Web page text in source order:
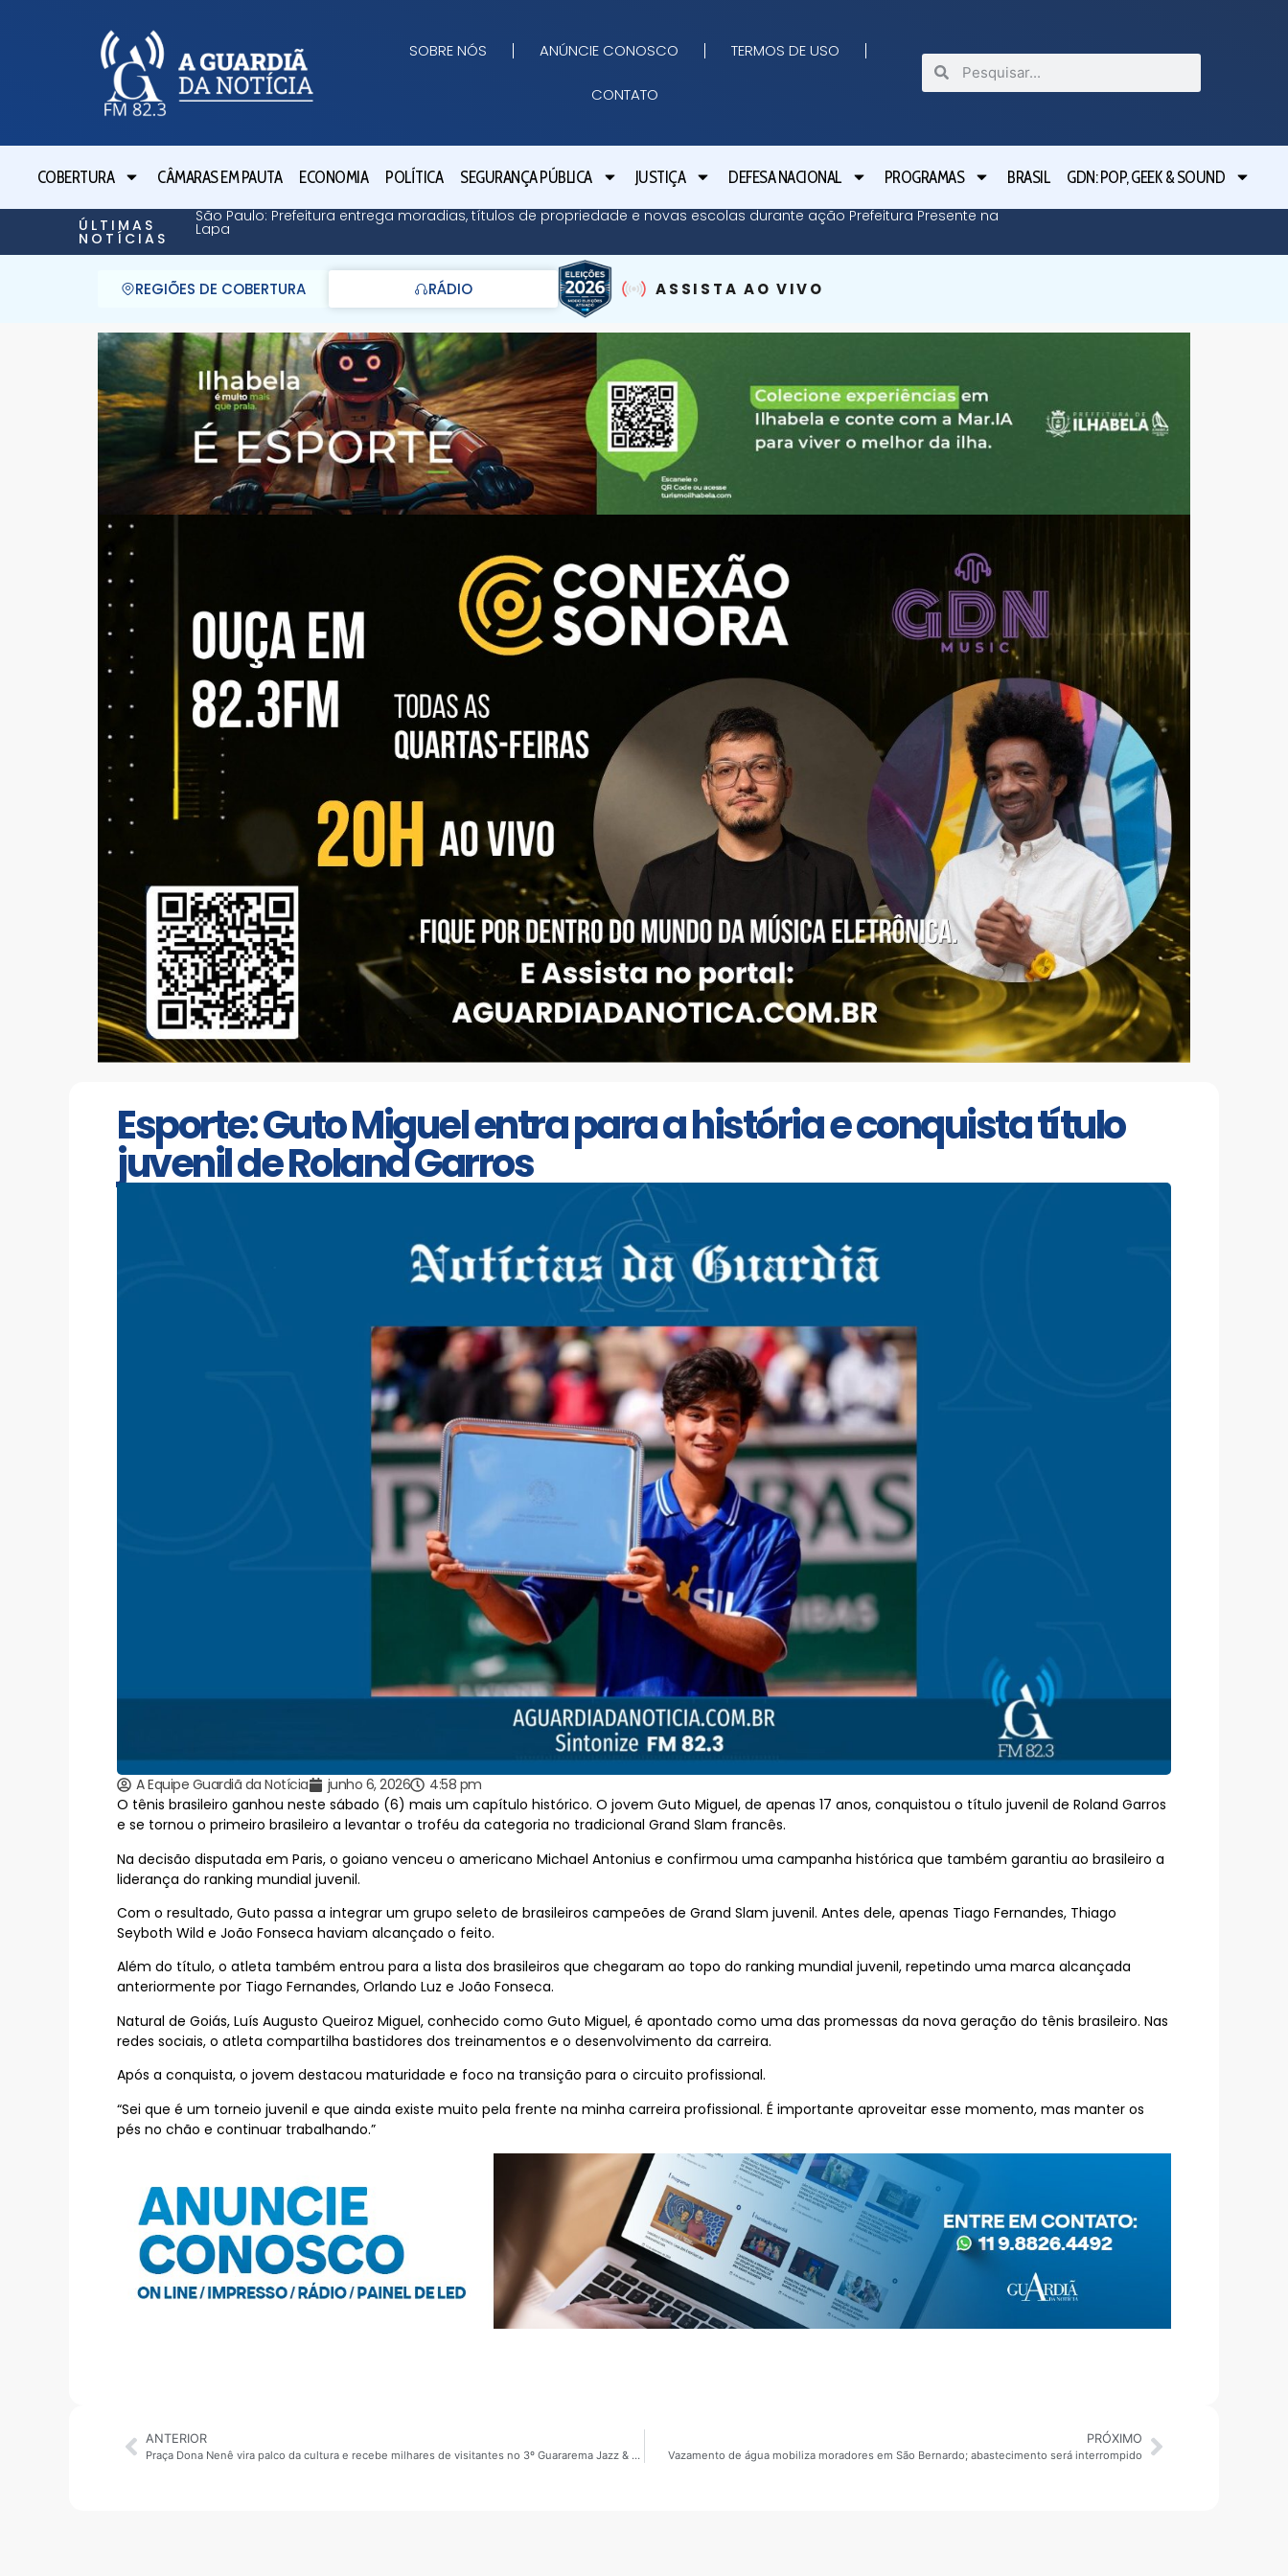
SOBRE NÓS ANÚNCIE CONOSCO TERMOS DE USO
CONTATO
COBERTURA CÂMARAS EM PAUTA ECONOMIA POLÍTICA SEGURANÇA PÚBLICA JUSTIÇA DEFESA NACIONAL PROGRAMAS BRASIL GDN: POP, GEEK & SOUND
ÚLTIMAS
NOTÍCIAS
São Paulo: Prefeitura entrega moradias, títulos de propriedade e novas escolas durante ação Prefeitura Presente na
Lapa
REGIÕES DE COBERTURA RÁDIO ASSISTA AO VIVO
Esporte: Guto Miguel entra para a história e conquista título
juvenil de Roland Garros
A Equipe Guardiã da Notícia junho 6, 2026
4:58 pm
O tênis brasileiro ganhou neste sábado (6) mais um capítulo histórico. O jovem Guto Miguel, de apenas 17 anos, conquistou o título juvenil de Roland Garros
e se tornou o primeiro brasileiro a levantar o troféu da categoria no tradicional Grand Slam francês.
Na decisão disputada em Paris, o goiano venceu o americano Michael Antonius e confirmou uma campanha histórica que também garantiu ao brasileiro a
liderança do ranking mundial juvenil.
Com o resultado, Guto passa a integrar um grupo seleto de brasileiros campeões de Grand Slam juvenil. Antes dele, apenas Tiago Fernandes, Thiago
Seyboth Wild e João Fonseca haviam alcançado o feito.
Além do título, o atleta também entrou para a lista dos brasileiros que chegaram ao topo do ranking mundial juvenil, repetindo uma marca alcançada
anteriormente por Tiago Fernandes, Orlando Luz e João Fonseca.
Natural de Goiás, Luís Augusto Queiroz Miguel, conhecido como Guto Miguel, é apontado como uma das promessas da nova geração do tênis brasileiro. Nas
redes sociais, o atleta compartilha bastidores dos treinamentos e o desenvolvimento da carreira.
Após a conquista, o jovem destacou maturidade e foco na transição para o circuito profissional.
“Sei que é um torneio juvenil e que ainda existe muito pela frente na minha carreira profissional. É importante aproveitar esse momento, mas manter os
pés no chão e continuar trabalhando.”
ANTERIOR
Praça Dona Nenê vira palco da cultura e recebe milhares de visitantes no 3º Guararema Jazz & Blues Festival
PRÓXIMO
Vazamento de água mobiliza moradores em São Bernardo; abastecimento será interrompido